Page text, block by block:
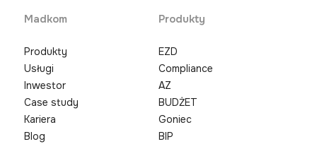
Madkom
Produkty
Usługi
Inwestor
Case study
Kariera
Blog
Produkty
EZD
Compliance
AZ
BUDŻET
Goniec
BIP